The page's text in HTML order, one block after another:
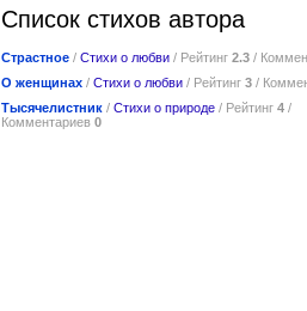
Список стихов автора
Страстное / Стихи о любви / Рейтинг 2.3 /
О женщинах / Стихи о любви / Рейтинг 3 /
Тысячелистник / Стихи о природе / Рейтинг 4 /
Комментариев 0